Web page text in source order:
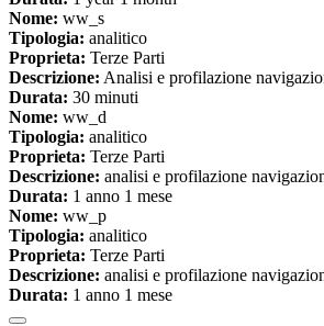
Nome: ww_s
Tipologia: analitico
Proprieta: Terze Parti
Descrizione: Analisi e profilazione
Durata: 30 minuti
Nome: ww_d
Tipologia: analitico
Proprieta: Terze Parti
Descrizione: analisi e profilazione
Durata: 1 anno 1 mese
Nome: ww_p
Tipologia: analitico
Proprieta: Terze Parti
Descrizione: analisi e profilazione
Durata: 1 anno 1 mese